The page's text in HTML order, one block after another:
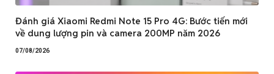
Đánh giá Xiaomi Redmi Note 15 Pro 4G: Bước tiến mới
về dung lượng pin và camera 200MP năm 2026
07/08/2026